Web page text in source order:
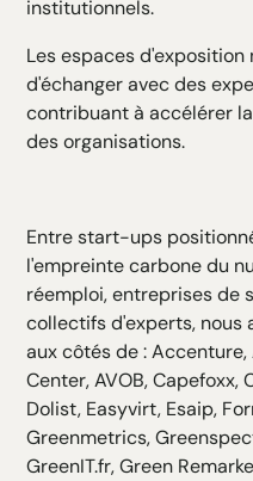
institutionnels.
Les espaces
d'échanger avec des
contribuant à accélérer
des organisations.
Entre start-ups
l'empreinte carbone du
réemploi, entreprises de
collectifs d'experts, nous
aux côtés de : Accenture,
Center, AVOB, Capefoxx,
Dolist, Easyvirt, Esaip,
Greenmetrics,
GreenIT.fr, Green